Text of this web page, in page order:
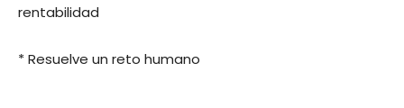
rentabilidad
* Resuelve un reto humano